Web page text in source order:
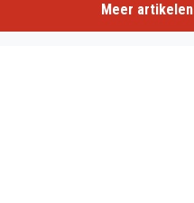
Meer artikelen